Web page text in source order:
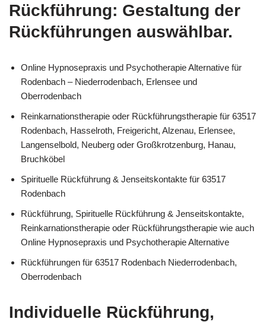
Rückführung: Gestaltung der
Rückführungen auswählbar.
Online Hypnosepraxis und Psychotherapie Alternative für
Rodenbach – Niederrodenbach, Erlensee und
Oberrodenbach
Reinkarnationstherapie oder Rückführungstherapie für 63517
Rodenbach, Hasselroth, Freigericht, Alzenau, Erlensee,
Langenselbold, Neuberg oder Großkrotzenburg, Hanau,
Bruchköbel
Spirituelle Rückführung & Jenseitskontakte für 63517
Rodenbach
Rückführung, Spirituelle Rückführung & Jenseitskontakte,
Reinkarnationstherapie oder Rückführungstherapie wie auch
Online Hypnosepraxis und Psychotherapie Alternative
Rückführungen für 63517 Rodenbach Niederrodenbach,
Oberrodenbach
Individuelle Rückführung,